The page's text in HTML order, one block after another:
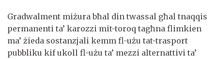
Gradwalment miżura bħal din twassal għal tnaqqis
permanenti ta’ karozzi mit-toroq tagħna flimkien
ma’ żieda sostanzjali kemm fl-użu tat-trasport
pubbliku kif ukoll fl-użu ta’ mezzi alternattivi ta’